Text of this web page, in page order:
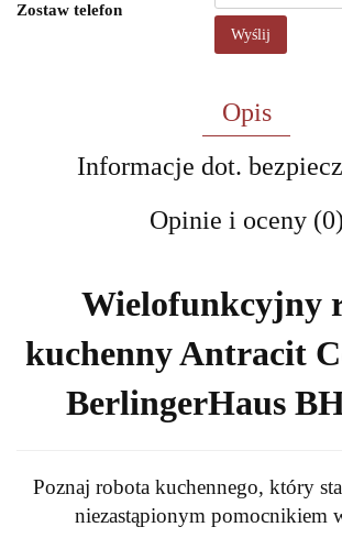
Zostaw telefon
Wyślij
Opis
Informacje dot.
Opinie i oceny (0)
Wielofunkcyjny
kuchenny Antracit
BerlingerHaus
Poznaj robota kuchennego, który
niezastąpionym pomocnikiem